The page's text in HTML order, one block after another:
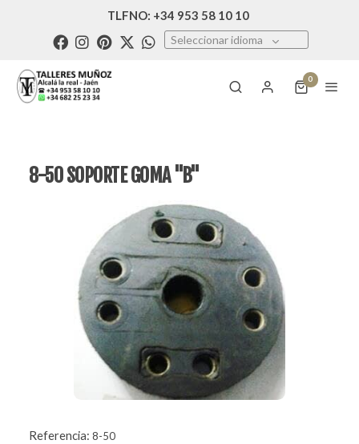
TLFNO: +34 953 58 10 10
Seleccionar idioma
0
8-50 SOPORTE GOMA "B"
Referencia: 8-50